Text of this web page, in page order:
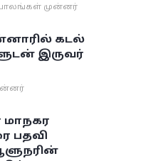
முன்னர்
கடல்
இருவர்
மாநகர
பதவி